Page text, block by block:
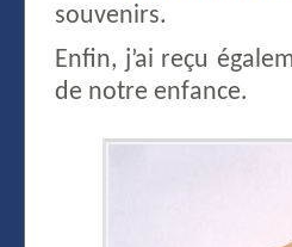
souvenirs.
Enfin, j’ai reçu
de notre enfance.